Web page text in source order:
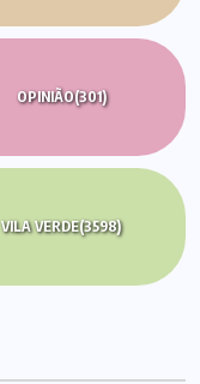
OPINIÃO(301)
VILA VERDE(3598)